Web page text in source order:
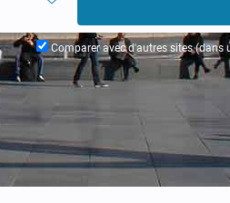
Comparer avec d'autres sites (dans